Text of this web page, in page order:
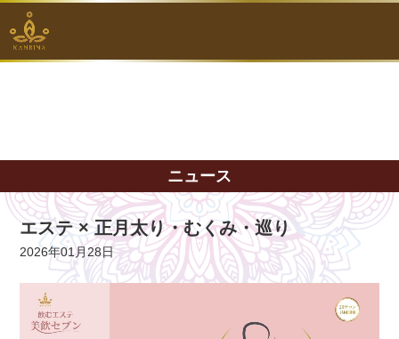
ニュース
エステ × 正月太り・むくみ・巡り
2026年01月28日